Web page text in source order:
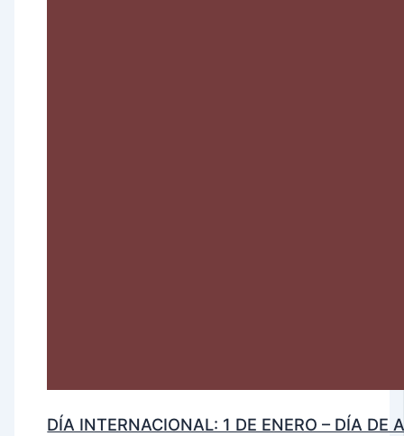
DÍA INTERNACIONAL: 1 DE ENERO – DÍA DE